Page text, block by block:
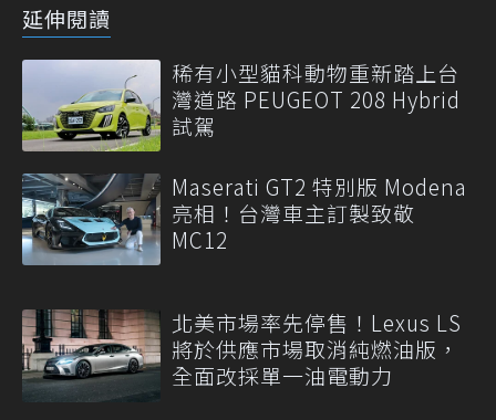
延伸閱讀
稀有小型貓科動物重新踏上台
灣道路 PEUGEOT 208 Hybrid
試駕
Maserati GT2 特別版 Modena
亮相！台灣車主訂製致敬
MC12
北美市場率先停售！Lexus LS
將於供應市場取消純燃油版，
全面改採單一油電動力